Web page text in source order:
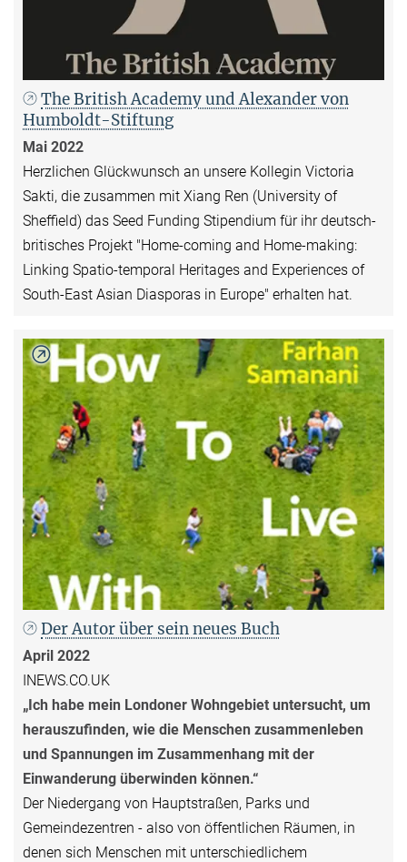
The British Academy und Alexander von
Humboldt-Stiftung
Mai 2022
Herzlichen Glückwunsch an unsere Kollegin Victoria
Sakti, die zusammen mit Xiang Ren (University of
Sheffield) das Seed Funding Stipendium für ihr deutsch-
britisches Projekt "Home-coming and Home-making:
Linking Spatio-temporal Heritages and Experiences of
South-East Asian Diasporas in Europe" erhalten hat.
Der Autor über sein neues Buch
April 2022
INEWS.CO.UK
„Ich habe mein Londoner Wohngebiet untersucht, um
herauszufinden, wie die Menschen zusammenleben
und Spannungen im Zusammenhang mit der
Einwanderung überwinden können.“
Der Niedergang von Hauptstraßen, Parks und
Gemeindezentren - also von öffentlichen Räumen, in
denen sich Menschen mit unterschiedlichem